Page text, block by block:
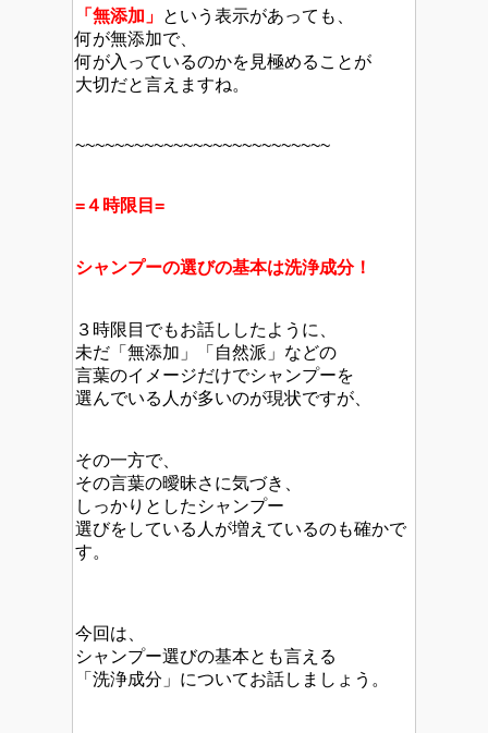
「無添加」 という表示があっても、
何が無添加で、
何が入っているのかを見極めることが
大切だと言えますね。
~~~~~~~~~~~~~~~~~~~~~~~~~~
=４時限目=
シャンプーの選びの基本は洗浄成分！
３時限目でもお話ししたように、
未だ「無添加」「自然派」などの
言葉のイメージだけでシャンプーを
選んでいる人が多いのが現状ですが、
その一方で、
その言葉の曖昧さに気づき、
しっかりとしたシャンプー
選びをしている人が増えているのも確かで
す。
今回は、
シャンプー選びの基本とも言える
「洗浄成分」についてお話しましょう。